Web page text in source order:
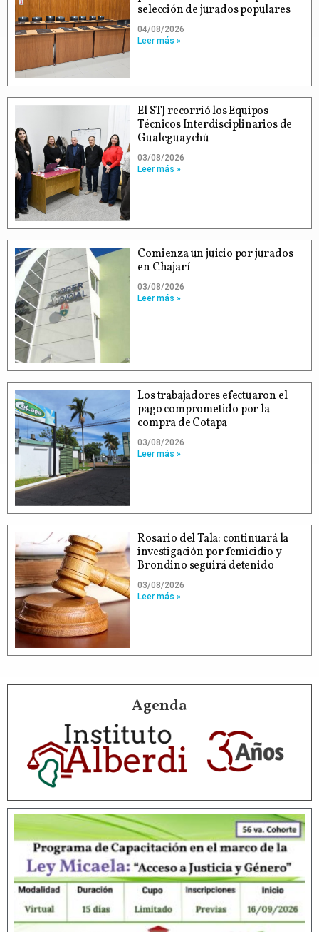
selección de jurados populares
04/08/2026
Leer más »
El STJ recorrió los Equipos
Técnicos Interdisciplinarios de
Gualeguaychú
03/08/2026
Leer más »
Comienza un juicio por jurados
en Chajarí
03/08/2026
Leer más »
Los trabajadores efectuaron el
pago comprometido por la
compra de Cotapa
03/08/2026
Leer más »
Rosario del Tala: continuará la
investigación por femicidio y
Brondino seguirá detenido
03/08/2026
Leer más »
Agenda